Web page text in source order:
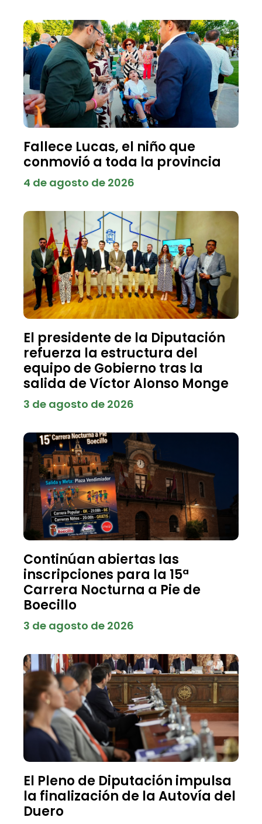
Fallece Lucas, el niño que
conmovió a toda la provincia
4 de agosto de 2026
El presidente de la Diputación
refuerza la estructura del
equipo de Gobierno tras la
salida de Víctor Alonso Monge
3 de agosto de 2026
Continúan abiertas las
inscripciones para la 15ª
Carrera Nocturna a Pie de
Boecillo
3 de agosto de 2026
El Pleno de Diputación impulsa
la finalización de la Autovía del
Duero